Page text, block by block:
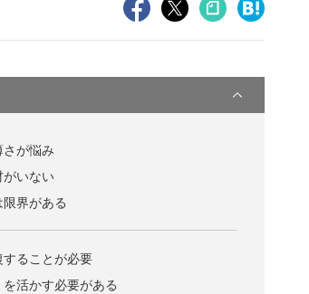
が悩み
いない
界がある
ることが必要
活かす必要がある